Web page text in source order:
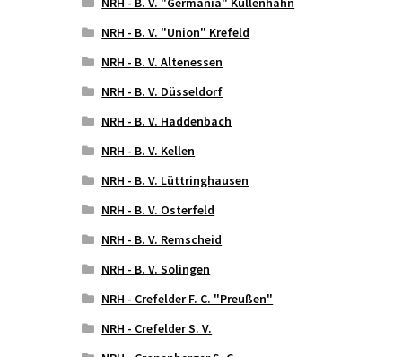
NRH - B. V. "Union" Krefeld
NRH - B. V. Altenessen
NRH - B. V. Düsseldorf
NRH - B. V. Haddenbach
NRH - B. V. Kellen
NRH - B. V. Lüttringhausen
NRH - B. V. Osterfeld
NRH - B. V. Remscheid
NRH - B. V. Solingen
NRH - Crefelder F. C. "Preußen"
NRH - Crefelder S. V.